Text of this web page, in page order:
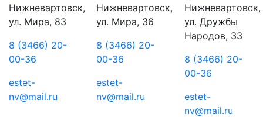
Нижневартовск,
ул. Мира, 83
8 (3466) 20-
00-36
estet-
nv@mail.ru
Нижневартовск,
ул. Мира, 36
8 (3466) 20-
00-36
estet-
nv@mail.ru
Нижневартовск,
ул. Дружбы
Народов, 33
8 (3466) 20-
00-36
estet-
nv@mail.ru